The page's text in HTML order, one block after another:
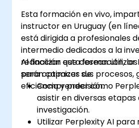
Esta formación en vivo,
instructor en Uruguay (en
está dirigida a profesionales
intermedio dedicados a la
redacción que desean utilizar
para optimizar sus procesos,
eficiencia y precisión.
Al finalizar esta formación,
serán capaces de:
Comprender cómo
asistir en diversas etapas
investigación.
Utilizar Perplexity AI